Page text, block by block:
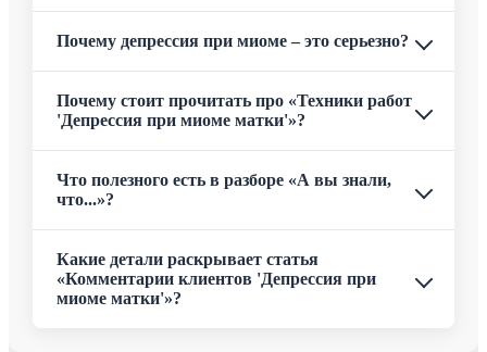
Почему депрессия при миоме – это серьезно?
Почему стоит прочитать про «Техники работ
'Депрессия при миоме матки'»?
Что полезного есть в разборе «А вы знали,
что...»?
Какие детали раскрывает статья
«Комментарии клиентов 'Депрессия при
миоме матки'»?